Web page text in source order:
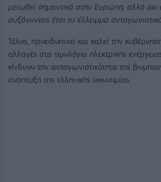
μειωθεί σημαντικά στην Ευρώπη, αλλά όχι
αυξάνοντας έτσι το έλλειμμα
Τέλος, προειδοποιεί και καλεί την
αλλαγές στα τιμολόγια ηλεκτρικής
κίνδυνο την ανταγωνιστικότητα της
ανάπτυξη της ελληνικής οικονομίας.